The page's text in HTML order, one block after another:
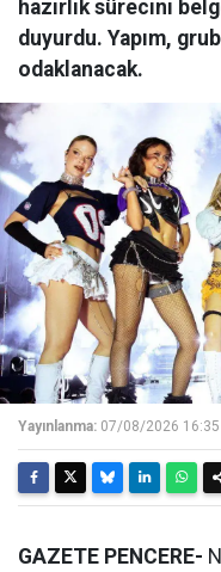
hazırlık sürecini
duyurdu. Yapım,
odaklanacak.
Yayınlanma: 07/08/2026 16:35
GAZETE PENCERE-